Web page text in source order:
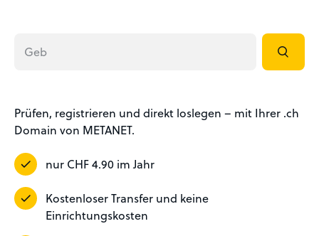
Prüfen, registrieren und direkt loslegen – mit Ihrer .ch
Domain von METANET.
nur CHF 4.90 im Jahr
Kostenloser Transfer und keine
Einrichtungskosten